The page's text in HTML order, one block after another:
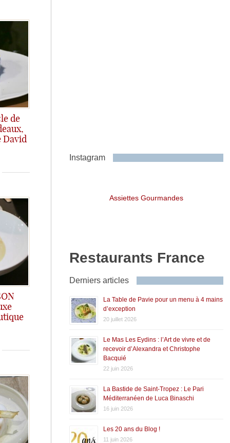
de
David
créative comme on aime!
Instagram
Assiettes Gourmandes
Restaurants France
Derniers articles
La Table de Pavie pour un menu à 4 mains
d’exception
20 juillet 2026
Le Mas Les Eydins : l’Art de vivre et de
recevoir d’Alexandra et Christophe
Bacquié
22 juin 2026
La Bastide de Saint-Tropez : Le Pari
Méditerranéen de Luca Binaschi
16 juin 2026
Les 20 ans du Blog !
11 juin 2026